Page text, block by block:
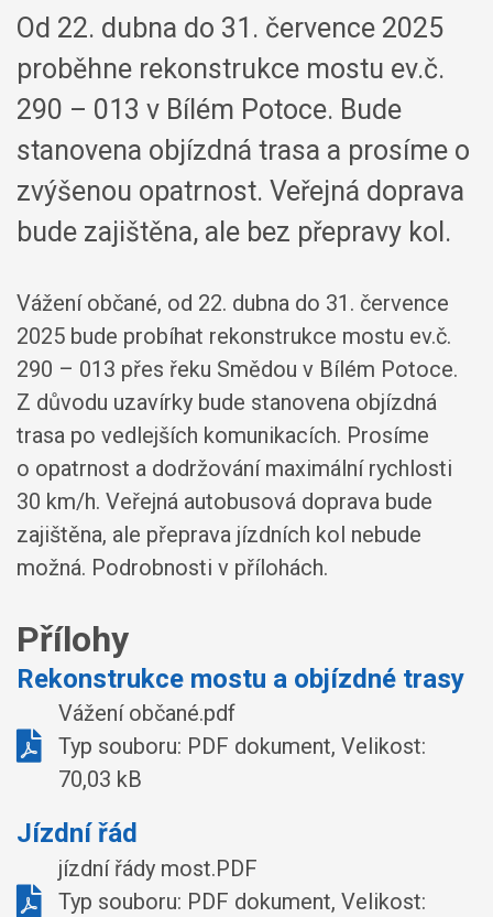
Od 22. dubna do 31. července 2025
proběhne rekonstrukce mostu ev.č.
290 – 013 v Bílém Potoce. Bude
stanovena objízdná trasa a prosíme o
zvýšenou opatrnost. Veřejná doprava
bude zajištěna, ale bez přepravy kol.
Vážení občané, od 22. dubna do 31. července
2025 bude probíhat rekonstrukce mostu ev.č.
290 – 013 přes řeku Smědou v Bílém Potoce.
Z důvodu uzavírky bude stanovena objízdná
trasa po vedlejších komunikacích. Prosíme
o opatrnost a dodržování maximální rychlosti
30 km/h. Veřejná autobusová doprava bude
zajištěna, ale přeprava jízdních kol nebude
možná. Podrobnosti v přílohách.
Přílohy
Rekonstrukce mostu a objízdné trasy
Vážení občané.pdf
Typ souboru: PDF dokument, Velikost:
70,03 kB
Jízdní řád
jízdní řády most.PDF
Typ souboru: PDF dokument, Velikost: